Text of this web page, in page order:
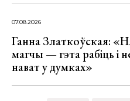
07.08.2026
Ганна Златкоўская:
магчы — гэта рабіць і
нават у думках»